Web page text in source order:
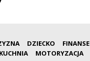
DZIECKO FINANSE
KUCHNIA MOTORYZACJA